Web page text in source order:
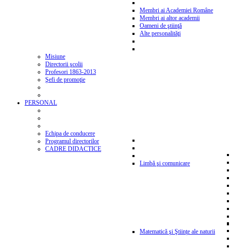
Membri ai Academiei Române
Membri ai altor academii
Oameni de ştiinţă
Alte personalităţi
Misiune
Directorii şcolii
Profesori 1863-2013
Şefi de promoţie
PERSONAL
Echipa de conducere
Programul directorilor
CADRE DIDACTICE
Limbă şi comunicare
Matematică şi Ştiinţe ale naturii